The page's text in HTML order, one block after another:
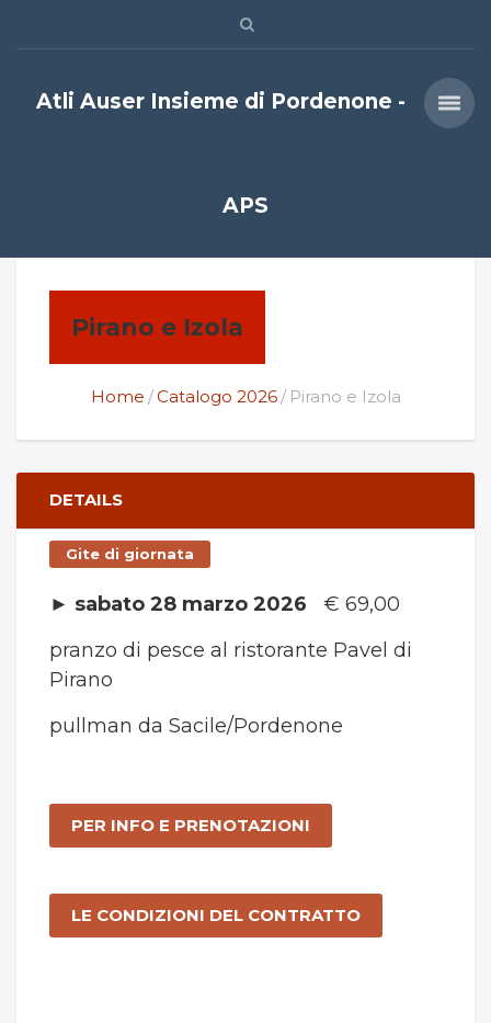
Atli Auser Insieme di Pordenone -
APS
Pirano e Izola
Home Catalogo 2026 Pirano e Izola
DETAILS
Gite di giornata
► sabato 28 marzo 2026 € 69,00
pranzo di pesce al ristorante Pavel di
Pirano
pullman da Sacile/Pordenone
PER INFO E PRENOTAZIONI
LE CONDIZIONI DEL CONTRATTO